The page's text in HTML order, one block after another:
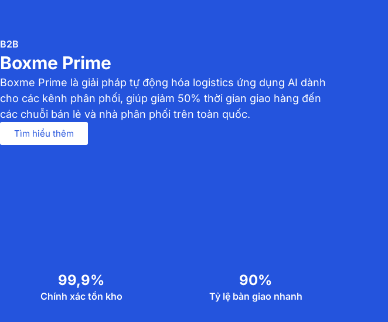
B2B
Boxme Prime
Boxme Prime là giải pháp tự động hóa logistics ứng dụng AI dành
cho các kênh phân phối, giúp giảm 50% thời gian giao hàng đến
các chuỗi bán lẻ và nhà phân phối trên toàn quốc.
Tìm hiểu thêm
99,9%
Chính xác tồn kho
90%
Tỷ lệ bàn giao nhanh